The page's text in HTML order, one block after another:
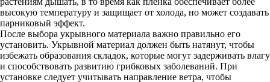
высокую температуру и защищает от холода, но может создавать
парниковый эффект.
После выбора укрывного материала важно правильно его
установить. Укрывной материал должен быть натянут, чтобы
избежать образования складок, которые могут задерживать влагу
и способствовать развитию грибковых заболеваний. При
установке следует учитывать направление ветра, чтобы